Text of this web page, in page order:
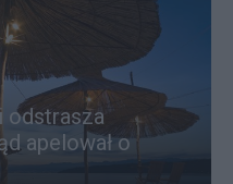
odstrasza
apelował o